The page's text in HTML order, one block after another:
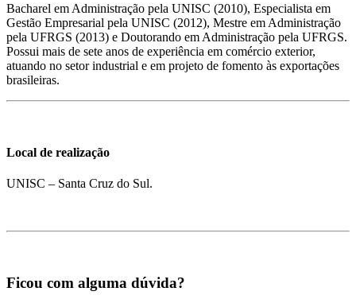
Bacharel em Administração pela UNISC (2010), Especialista em
Gestão Empresarial pela UNISC (2012), Mestre em Administração
pela UFRGS (2013) e Doutorando em Administração pela UFRGS.
Possui mais de sete anos de experiência em comércio exterior,
atuando no setor industrial e em projeto de fomento às exportações
brasileiras.
Local de realização
UNISC – Santa Cruz do Sul.
Ficou com alguma dúvida?